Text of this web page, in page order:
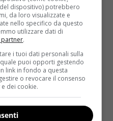
varie specie
vanno tenute
soprattutto
deve rimanere
spesso foglie
che garantisce i
devono essere
acqua
ambiente) ma
deve inzupparsi)
. Se
dispositivo) potrebbero
da loro visualizzate e
nello specifico da questo
utilizzare dati di
partner.
i tuoi dati personali sulla
puoi opporti gestendo
link in fondo a questa
o revocare il consenso
dei cookie.